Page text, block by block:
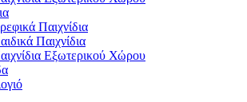
Παιχνίδια
Παιχνίδια
Εξωτερικού Χώρου